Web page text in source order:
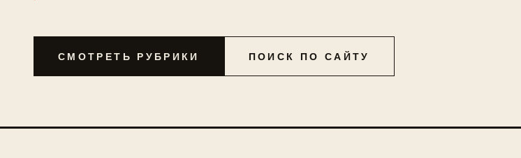
СМОТРЕТЬ РУБРИКИ ПОИСК ПО САЙТУ